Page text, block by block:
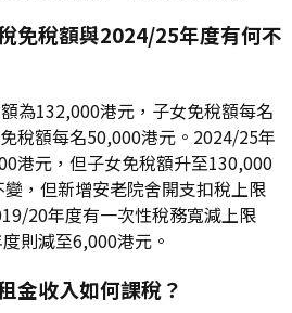
免稅額與2024/25年度有何不
為132,000港元，子女免稅額每名
稅額每名50,000港元。2024/25年
港元，但子女免稅額升至130,000
，但新增安老院舍開支扣稅上限
20年度有一次性稅務寬減上限
則減至6,000港元。
金收入如何課稅？